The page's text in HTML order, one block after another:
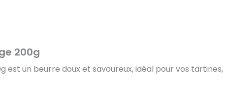
200g
est un beurre doux et savoureux, idéal pour vos tartines,